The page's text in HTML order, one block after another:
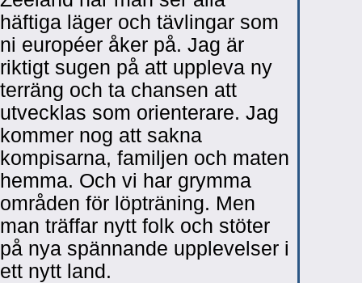
häftiga läger och tävlingar som
ni européer åker på. Jag är
riktigt sugen på att uppleva ny
terräng och ta chansen att
utvecklas som orienterare. Jag
kommer nog att sakna
kompisarna, familjen och maten
hemma. Och vi har grymma
områden för löpträning. Men
man träffar nytt folk och stöter
på nya spännande upplevelser i
ett nytt land.